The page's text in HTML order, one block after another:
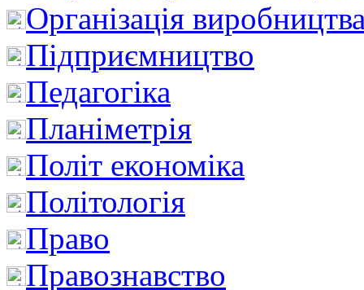
Організація
Підприємництво
Педагогіка
Планіметрія
Політ економіка
Політологія
Право
Правознавство